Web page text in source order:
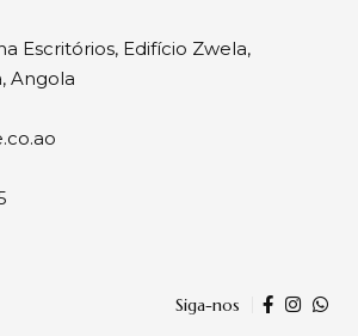
Escritórios, Edifício Zwela,
Angola
Siga-nos